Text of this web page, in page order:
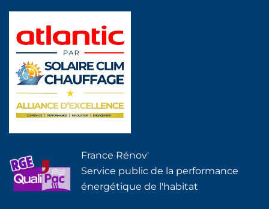
France Rénov'
Service public de la performance
énergétique de l'habitat